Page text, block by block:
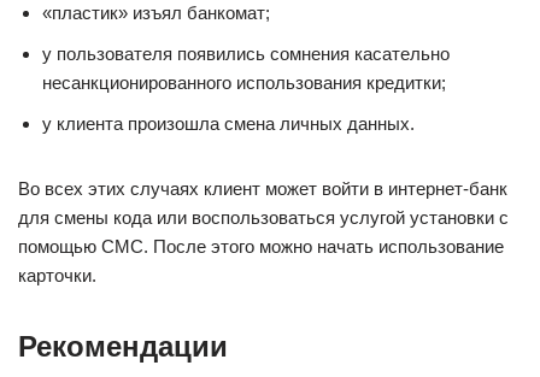
«пластик» изъял банкомат;
у пользователя появились сомнения касательно
несанкционированного использования кредитки;
у клиента произошла смена личных данных.
Во всех этих случаях клиент может войти в интернет-банк
для смены кода или воспользоваться услугой установки с
помощью СМС. После этого можно начать использование
карточки.
Рекомендации